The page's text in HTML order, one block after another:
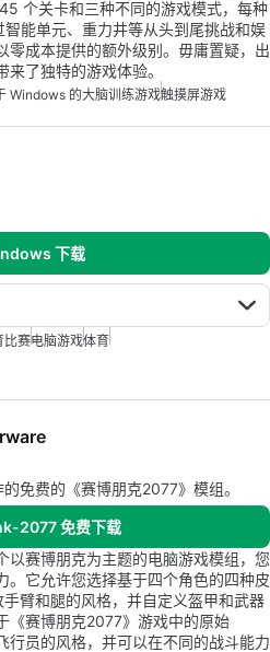
个关卡和三种不同的游戏模式，每种
能单元、重力井等从头到尾挑战和娱
零成本提供的额外级别。毋庸置疑，出
了独特的游戏体验。
Windows 的大脑训练游戏触摸屏游戏
下载
比赛电脑游戏体育
免费的《赛博朋克2077》模组。
2077 免费下载
赛博朋克为主题的电脑游戏模组，您
。它允许您选择基于四个角色的四种皮
臂和腿的风格，并自定义盔甲和武器
《赛博朋克2077》游戏中的原始
员的风格，并可以在不同的战斗能力